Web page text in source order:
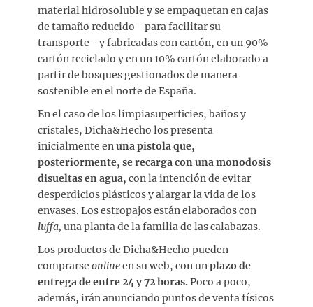
material hidrosoluble y se empaquetan en cajas
de tamaño reducido –para facilitar su
transporte– y fabricadas con cartón, en un 90%
cartón reciclado y en un 10% cartón elaborado a
partir de bosques gestionados de manera
sostenible en el norte de España.
En el caso de los limpiasuperficies, baños y
cristales, Dicha&Hecho los presenta
inicialmente enuna pistola que,
posteriormente, se recarga con una monodosis
disueltas en agua, con la intención de evitar
desperdicios plásticos y alargar la vida de los
envases. Los estropajos están elaborados con
luffa, una planta de la familia de las calabazas.
Los productos de Dicha&Hecho pueden
comprarse onlineen su web, con unplazo de
entrega de entre 24 y 72 horas. Poco a poco,
además, irán anunciando puntos de venta físicos